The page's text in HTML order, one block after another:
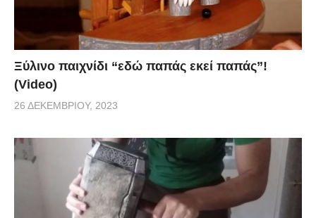
Ξύλινο παιχνίδι “εδώ παπάς εκεί παπάς”!
(Video)
26 ΔΕΚΕΜΒΡΊΟΥ, 2023